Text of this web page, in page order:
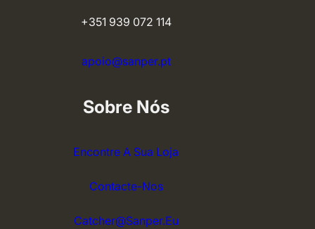
+351 939 072 114
apoio@sanper.pt
Sobre Nós
Encontre A Sua Loja
Contacte-Nos
Catcher@sanper.eu